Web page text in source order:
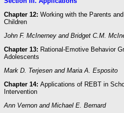
Chapter 12: Working with the Parents
Children
John F. McInerney and Bridget C.M.
Chapter 13: Rational-Emotive Behavior
Adolescents
Mark D. Terjesen and Maria A. Esposito
Chapter 14: Applications of REBT in
Intervention
Ann Vernon and Michael E. Bernard